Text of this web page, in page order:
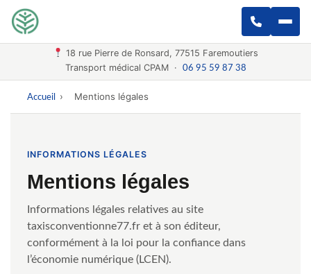
18 rue Pierre de Ronsard, 77515 Faremoutiers
Transport médical CPAM ·
06 95 59 87 38
Accueil › Mentions légales
INFORMATIONS LÉGALES
Mentions légales
Informations légales relatives au site
taxisconventionne77.fr et à son éditeur,
conformément à la loi pour la confiance dans
l’économie numérique (LCEN).